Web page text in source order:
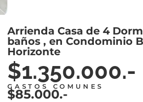
Arrienda Casa de 4
baños , en Condominio
Horizonte
$1.350.000.-
GASTOS COMUNES
$85.000.-